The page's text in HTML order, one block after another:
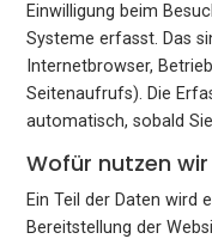
Einwilligung beim
Systeme erfasst. Das
Internetbrowser,
Seitenaufrufs). Die
automatisch, sobald
Wofür nutzen
Ein Teil der Daten wird
Bereitstellung der